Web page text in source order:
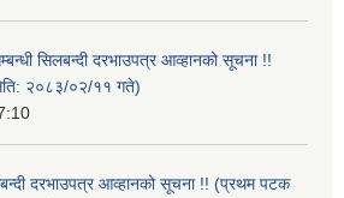
सिलबन्दी दरभाउपत्र आव्हानको सूचना !!
२०८३/०२/११ गते)
दरभाउपत्र आव्हानको सूचना !! (प्रथम पटक